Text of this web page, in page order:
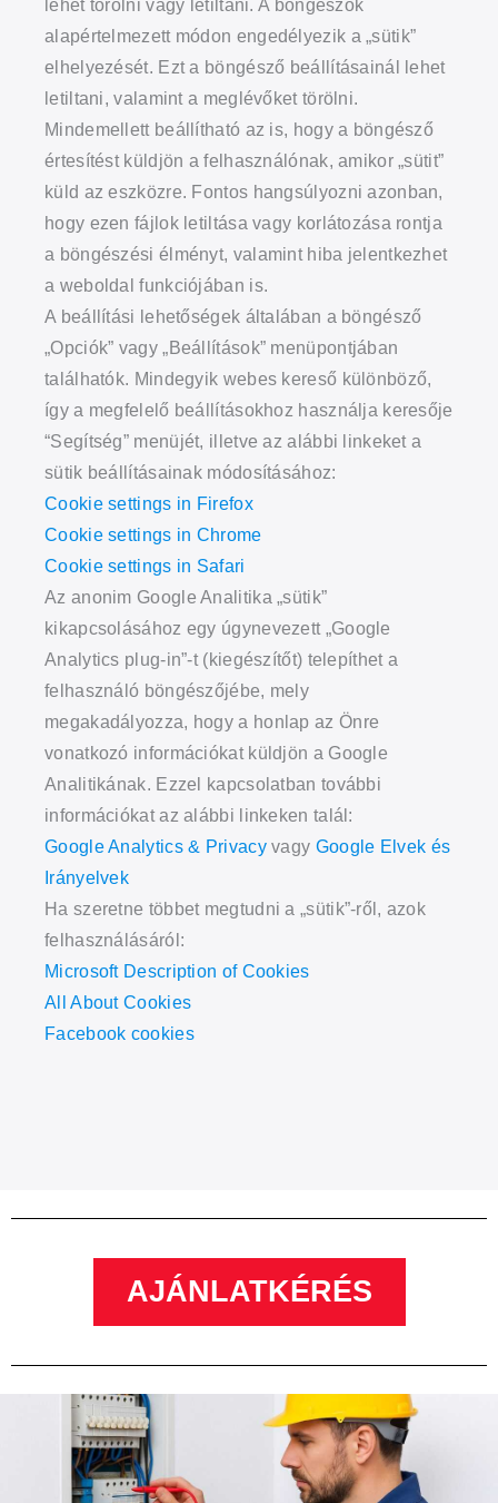
lehet törölni vagy letiltani. A böngészők
alapértelmezett módon engedélyezik a „sütik”
elhelyezését. Ezt a böngésző beállításainál lehet
letiltani, valamint a meglévőket törölni.
Mindemellett beállítható az is, hogy a böngésző
értesítést küldjön a felhasználónak, amikor „sütit”
küld az eszközre. Fontos hangsúlyozni azonban,
hogy ezen fájlok letiltása vagy korlátozása rontja
a böngészési élményt, valamint hiba jelentkezhet
a weboldal funkciójában is.
A beállítási lehetőségek általában a böngésző
„Opciók” vagy „Beállítások” menüpontjában
találhatók. Mindegyik webes kereső különböző,
így a megfelelő beállításokhoz használja keresője
“Segítség” menüjét, illetve az alábbi linkeket a
sütik beállításainak módosításához:
Cookie settings in Firefox
Cookie settings in Chrome
Cookie settings in Safari
Az anonim Google Analitika „sütik”
kikapcsolásához egy úgynevezett „Google
Analytics plug-in”-t (kiegészítőt) telepíthet a
felhasználó böngészőjébe, mely
megakadályozza, hogy a honlap az Önre
vonatkozó információkat küldjön a Google
Analitikának. Ezzel kapcsolatban további
információkat az alábbi linkeken talál:
Google Analytics & Privacyvagy Google Elvek és
Irányelvek
Ha szeretne többet megtudni a „sütik”-ről, azok
felhasználásáról:
Microsoft Description of Cookies
All About Cookies
Facebook cookies
AJÁNLATKÉRÉS